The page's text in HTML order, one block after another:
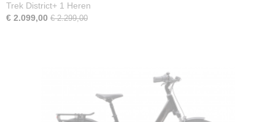
Trek District+ 1 Heren
€ 2.099,00 € 2.299,00